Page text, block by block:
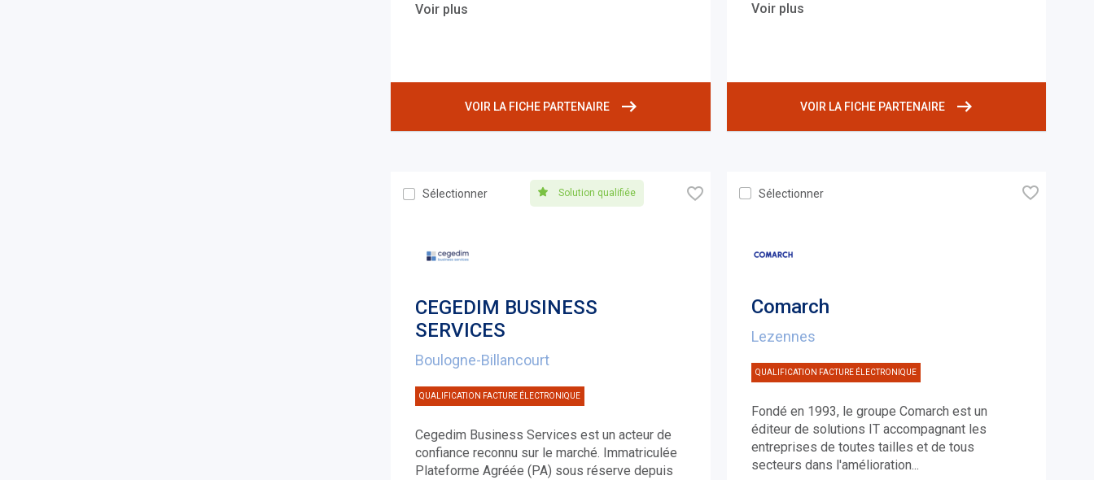
Voir plus
VOIR LA FICHE PARTENAIRE
Voir plus
VOIR LA FICHE PARTENAIRE
Sélectionner Solution qualifiée 🧡
CEGEDIM BUSINESS
SERVICES
Boulogne-Billancourt
QUALIFICATION FACTURE ÉLECTRONIQUE
Cegedim Business Services est un acteur de
confiance reconnu sur le marché. Immatriculée
Plateforme Agréée (PA) sous réserve depuis
Sélectionner 🧡
Comarch
Lezennes
QUALIFICATION FACTURE ÉLECTRONIQUE
Fondé en 1993, le groupe Comarch est un
éditeur de solutions IT accompagnant les
entreprises de toutes tailles et de tous
secteurs dans l'amélioration...